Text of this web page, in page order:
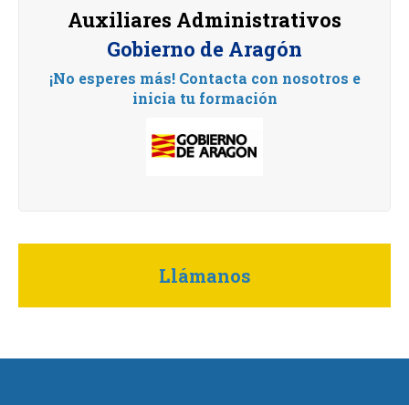
Auxiliares Administrativos
Gobierno de Aragón
¡No esperes más! Contacta con nosotros e
inicia tu formación
Llámanos